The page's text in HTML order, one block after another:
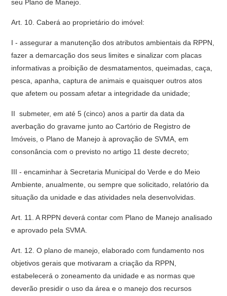
seu Plano de Manejo.
Art. 10. Caberá ao proprietário do imóvel:
I - assegurar a manutenção dos atributos ambientais da RPPN,
fazer a demarcação dos seus limites e sinalizar com placas
informativas a proibição de desmatamentos, queimadas, caça,
pesca, apanha, captura de animais e quaisquer outros atos
que afetem ou possam afetar a integridade da unidade;
II  submeter, em até 5 (cinco) anos a partir da data da
averbação do gravame junto ao Cartório de Registro de
Imóveis, o Plano de Manejo à aprovação de SVMA, em
consonância com o previsto no artigo 11 deste decreto;
III - encaminhar à Secretaria Municipal do Verde e do Meio
Ambiente, anualmente, ou sempre que solicitado, relatório da
situação da unidade e das atividades nela desenvolvidas.
Art. 11. A RPPN deverá contar com Plano de Manejo analisado
e aprovado pela SVMA.
Art. 12. O plano de manejo, elaborado com fundamento nos
objetivos gerais que motivaram a criação da RPPN,
estabelecerá o zoneamento da unidade e as normas que
deverão presidir o uso da área e o manejo dos recursos